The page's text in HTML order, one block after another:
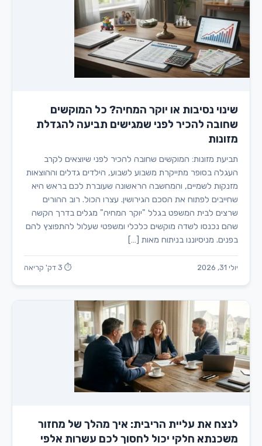
שינוי נסיבות או יוקר המחיה? כל המוקשים
שחובה להכיר לפני שמגישים תביעה להגדלת
מזונות
תביעת מזונות: המוקשים שחובה להכיר לפני שיוצאים לקרב
העגלה בסופר מתייקרת משבוע לשבוע, הילדים גדלים וההוצאות
מזנקות לשמיים, והמחשבה הראשונה שעוברת לכם בראש היא
שחייבים לפתוח את הסכם הגירושין. עצרו הכול. רוב ההורים
שרצים לבית המשפט בגלל "יוקר המחיה" מגלים בדרך הקשה
שהם נכנסו לשדה מוקשים כלכלי ומשפטי שעלול להתפוצץ להם
בפנים. מניסיוננו בניתוח מאות […]
יולי 31, 2026 ⏱ 3 דק' קריאה
לנצח את עליית הריבית: איך מהלך של מחזור
משכנתא חלקי יכול לחסוך לכם עשרות אלפי